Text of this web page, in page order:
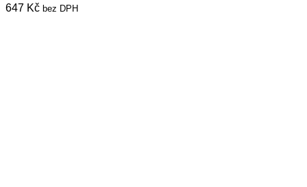
647 Kč bez DPH